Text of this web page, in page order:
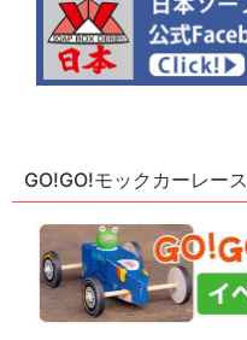
GO!GO!モックカーレース